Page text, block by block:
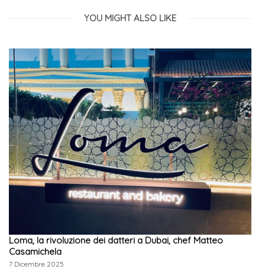
YOU MIGHT ALSO LIKE
Loma, la rivoluzione dei datteri a Dubai, chef Matteo
Casamichela
7 Dicembre 2025